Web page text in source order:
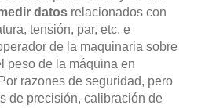
datos relacionados con
tensión, par, etc. e
de la maquinaria sobre
peso de la máquina en
razones de seguridad, pero
de precisión, calibración de